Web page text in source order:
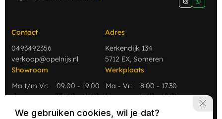
Contact
0493492356
verkoop@opelnijs.nl
Adres
Kerkendijk 134
5712 EX, Someren
Showroom
Ma t/m Vr:
09.00 - 19:00
Za
09.00 - 17:00
Zo
Gesloten
Werkplaats
Ma - Vr:
8.00 - 17.30
Za:
9.00 - 12.00
Gesloten
We gebruiken cookies, wil je dat?